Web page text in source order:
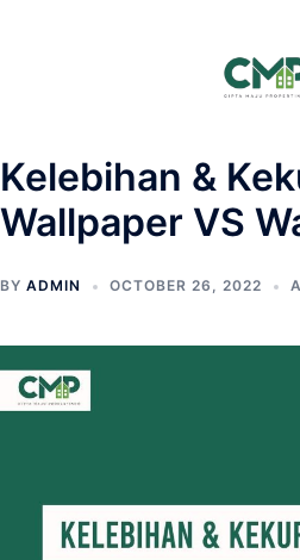
Kelebihan &
Wallpaper VS
BY ADMIN OCTOBER 26, 2022